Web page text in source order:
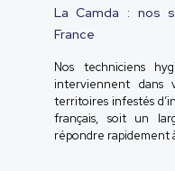
La Camda : nos
France
Nos techniciens
interviennent dans
territoires infestés
français, soit un
répondre rapidement